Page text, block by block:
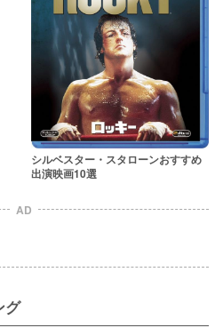
シルベスター・スタローンおすすめ
出演映画10選
AD
グ